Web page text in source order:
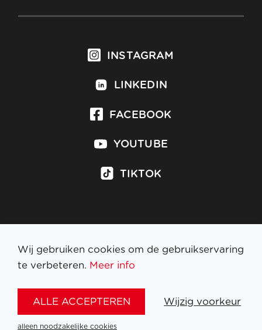
INSTAGRAM
LINKEDIN
FACEBOOK
YOUTUBE
TIKTOK
Inschrijven op nieuwsbrief
Wij gebruiken cookies om de gebruikservaring
te verbeteren. Meer info
ALLE ACCEPTEREN Wijzig voorkeur
alleen noodzakelijke cookies